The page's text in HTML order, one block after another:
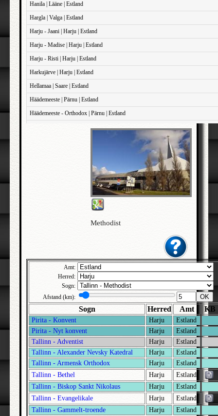
Hanila | Lääne | Estland
Hargla | Valga | Estland
Harju - Jaani | Harju | Estland
Harju - Madise | Harju | Estland
Harju - Risti | Harju | Estland
Harkujärve | Harju | Estland
Hellamaa | Saare | Estland
Häädemeeste | Pärnu | Estland
Häädemeeste - Orthodox | Pärnu | Estland
Haapsalu - Domkirken | Lääne | Estland
Haapsalu - Sankt Maria Magdalene | Lääne | Estland
Jõhvi - Korsfæstelseskirken | Ida-Viru | Estland
Järva - Jaani | Järva | Estland
Järva - Madise | Järva | Estland
Järva - Peetri | Järva | Estland
Jaama - Sankt Nikolaj | Ida-Viru | Estland
Kadrina | Lääne-Viru | Estland
Kambja | Tartu | Estland
Kanepi | Põlva | Estland
Karja | Saare | Estland
Karksi | Viljandi | Estland
Karuse | Lääne | Estland
Kassari kapel | Hiiu | Estland
Keila | Harju | Estland
Methodist
Amt:
Herred:
Sogn:
Afstand (km):
OK
Sogn Herred Amt KB
Pirita - Konvent Harju
Estland
Pirita - Nyt konvent
Harju
Estland
Tallinn - Adventist
Harju
Estland
Tallinn - Alexander Nevsky Katedral
Harju
Estland
Tallinn - Armensk Orthodox
Harju
Estland
Tallinn - Bethel
Harju
Estland
Tallinn - Biskop Sankt Nikolaus
Harju
Estland
Tallinn - Evangelikale
Harju
Estland
Tallinn - Gammelt-troende
Harju
Estland